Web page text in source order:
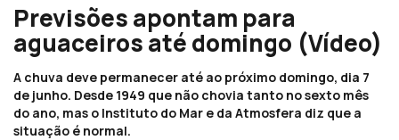
Previsões apontam para
aguaceiros até domingo (Vídeo)
A chuva deve permanecer até ao próximo domingo, dia 7
de junho. Desde 1949 que não chovia tanto no sexto mês
do ano, mas o Instituto do Mar e da Atmosfera diz que a
situação é normal.